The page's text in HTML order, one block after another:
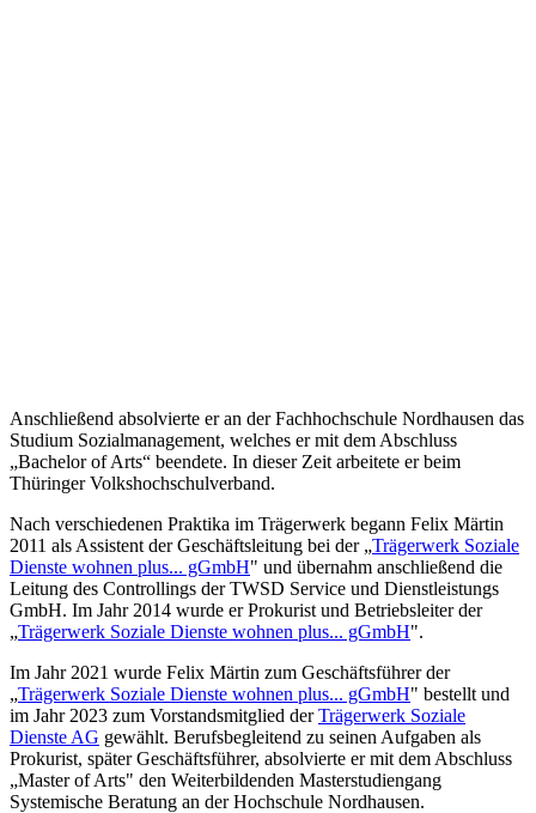
Anschließend absolvierte er an der Fachhochschule Nordhausen das
Studium Sozialmanagement, welches er mit dem Abschluss
„Bachelor of Arts“ beendete. In dieser Zeit arbeitete er beim
Thüringer Volkshochschulverband.
Nach verschiedenen Praktika im Trägerwerk begann Felix Märtin
2011 als Assistent der Geschäftsleitung bei der „Trägerwerk Soziale
Dienste wohnen plus... gGmbH" und übernahm anschließend die
Leitung des Controllings der TWSD Service und Dienstleistungs
GmbH. Im Jahr 2014 wurde er Prokurist und Betriebsleiter der
„Trägerwerk Soziale Dienste wohnen plus... gGmbH".
Im Jahr 2021 wurde Felix Märtin zum Geschäftsführer der
„Trägerwerk Soziale Dienste wohnen plus... gGmbH" bestellt und
im Jahr 2023 zum Vorstandsmitglied derTrägerwerk Soziale
Dienste AG gewählt. Berufsbegleitend zu seinen Aufgaben als
Prokurist, später Geschäftsführer, absolvierte er mit dem Abschluss
„Master of Arts" den Weiterbildenden Masterstudiengang
Systemische Beratung an der Hochschule Nordhausen.